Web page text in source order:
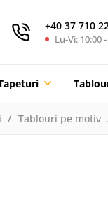
+40 37 710
Lu-Vi: 10:00
Tablouri pe motiv